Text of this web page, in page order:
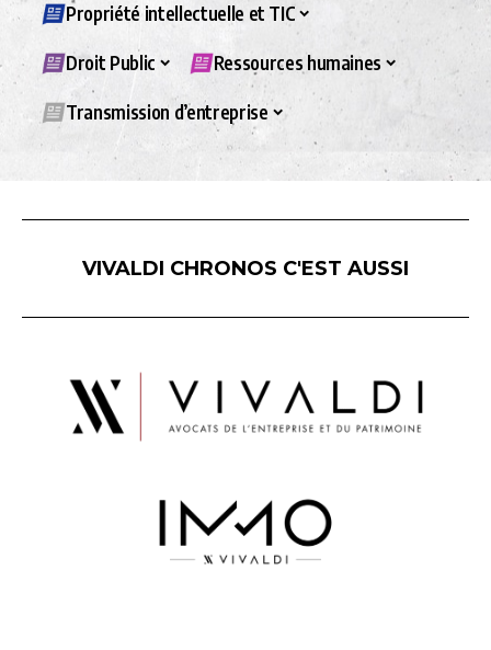
Propriété intellectuelle et TIC
Droit Public Ressources humaines
Transmission d’entreprise
VIVALDI CHRONOS C'EST AUSSI